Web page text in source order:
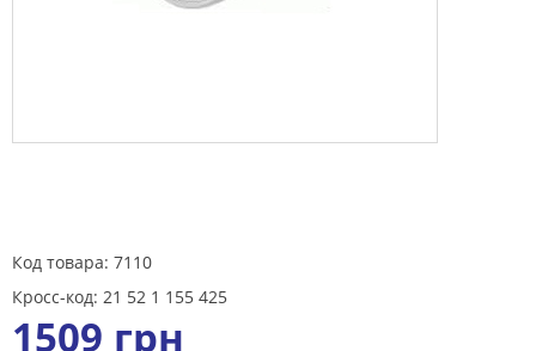
Код товара: 7110
Кросс-код: 21 52 1 155 425
1509 грн